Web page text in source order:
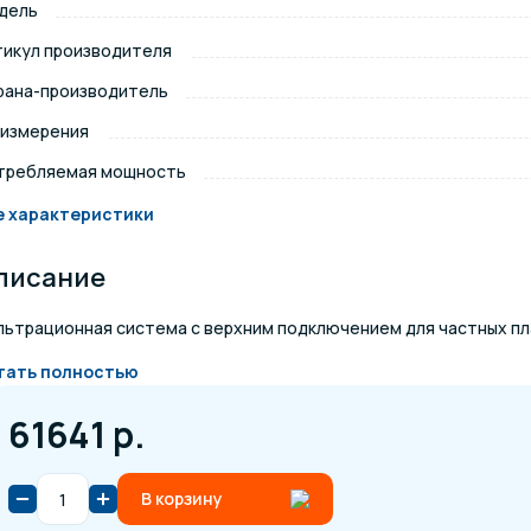
и подсветка для
материалы
производителя
производитель
мощность
характеристики
система с верхним подключением для частных
полностью
61641 р.
В корзину